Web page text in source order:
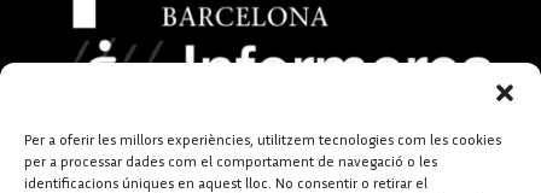
Per a oferir les millors experiències, utilitzem tecnologies com les cookies
per a processar dades com el comportament de navegació o les
identificacions úniques en aquest lloc. No consentir o retirar el